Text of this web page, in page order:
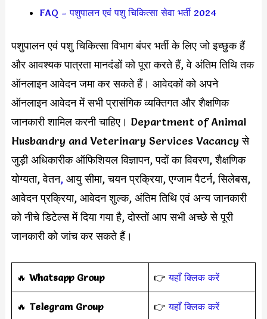
FAQ – पशुपालन एवं पशु चिकित्सा सेवा भर्ती 2024
पशुपालन एवं पशु चिकित्सा विभाग बंपर भर्ती के लिए जो इच्छुक हैं
और आवश्यक पात्रता मानदंडों को पूरा करते हैं, वे अंतिम तिथि तक
ऑनलाइन आवेदन जमा कर सकते हैं। आवेदकों को अपने
ऑनलाइन आवेदन में सभी प्रासंगिक व्यक्तिगत और शैक्षणिक
जानकारी शामिल करनी चाहिए। Department of Animal
Husbandry and Veterinary Services Vacancy से
जुड़ी अधिकारीक ऑफिशियल विज्ञापन, पदों का विवरण, शैक्षणिक
योग्यता, वेतन, आयु सीमा, चयन प्रक्रिया, एग्जाम पैटर्न, सिलेबस,
आवेदन प्रक्रिया, आवेदन शुल्क, अंतिम तिथि एवं अन्य जानकारी
को नीचे डिटेल्स में दिया गया है, दोस्तों आप सभी अच्छे से पूरी
जानकारी को जांच कर सकते हैं।
‎️‍🔥 Whatsapp Group 👉यहाँ क्लिक करें
‎️‍🔥 Telegram Group 👉यहाँ क्लिक करें